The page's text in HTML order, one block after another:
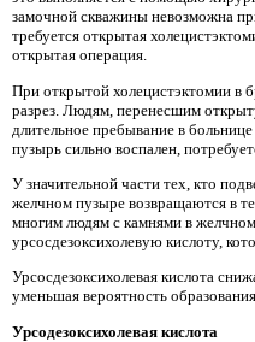
замочной скважины невозможна
требуется открытая
открытая операция.
При открытой холецистэктомии в
разрез. Людям, перенесшим
длительное пребывание в
пузырь сильно воспален,
У значительной части тех, кто
желчном пузыре возвращаются в
многим людям с камнями в
урсосдезоксихолевую кислоту,
Урсосдезоксихолевая кислота
уменьшая вероятность
Урсодезоксихолевая кислота